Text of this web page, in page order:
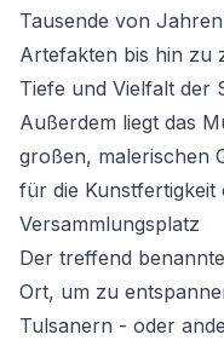
Tausende von
Artefakten bis hin zu
Tiefe und Vielfalt der
Außerdem liegt das
großen, malerischen
für die Kunstfertigkeit
Versammlungsplatz
Der treffend benannte
Ort, um zu
Tulsanern - oder